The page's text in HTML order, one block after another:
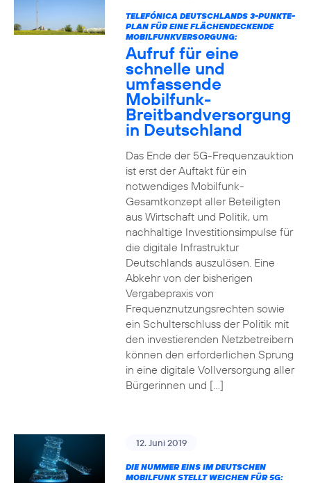
TELEFÓNICA DEUTSCHLANDS 3-PUNKTE-
PLAN FÜR EINE FLÄCHENDECKENDE
MOBILFUNKVERSORGUNG:
Aufruf für eine
schnelle und
umfassende
Mobilfunk-
Breitbandversorgung
in Deutschland
Das Ende der 5G-Frequenzauktion
ist erst der Auftakt für ein
notwendiges Mobilfunk-
Gesamtkonzept aller Beteiligten
aus Wirtschaft und Politik, um
nachhaltige Investitionsimpulse für
die digitale Infrastruktur
Deutschlands auszulösen. Eine
Abkehr von der bisherigen
Vergabepraxis von
Frequenznutzungsrechten sowie
ein Schulterschluss der Politik mit
den investierenden Netzbetreibern
können den erforderlichen Sprung
in eine digitale Vollversorgung aller
Bürgerinnen und […]
12. Juni 2019
DIE NUMMER EINS IM DEUTSCHEN
MOBILFUNK STELLT WEICHEN FÜR 5G: